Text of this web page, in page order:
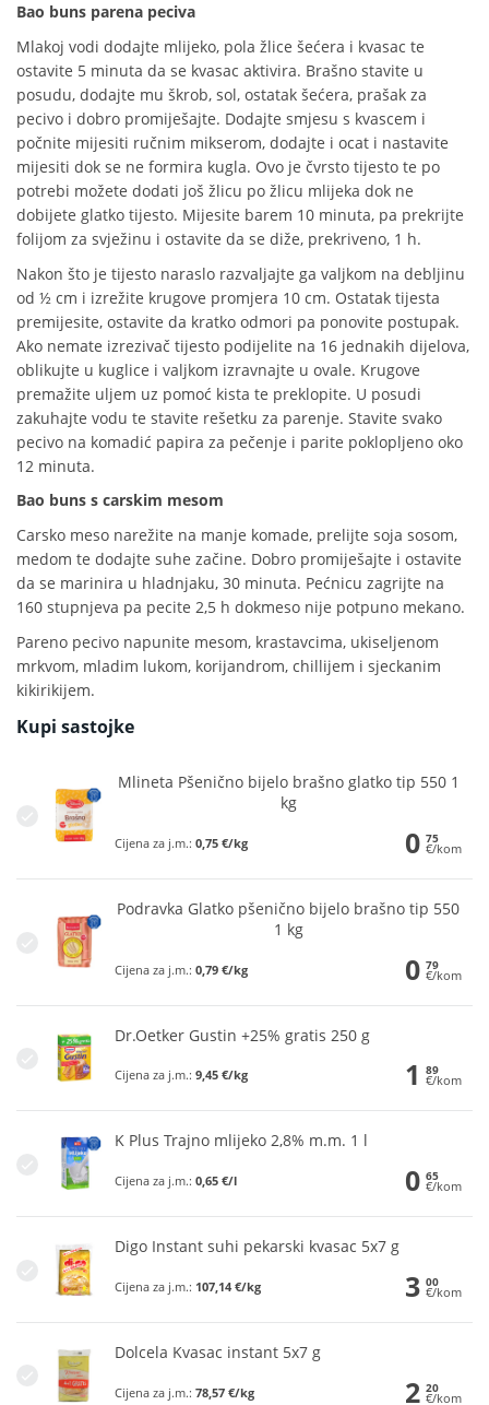
Bao buns parena peciva
Mlakoj vodi dodajte mlijeko, pola žlice šećera i kvasac te
ostavite 5 minuta da se kvasac aktivira. Brašno stavite u
posudu, dodajte mu škrob, sol, ostatak šećera, prašak za
pecivo i dobro promiješajte. Dodajte smjesu s kvascem i
počnite mijesiti ručnim mikserom, dodajte i ocat i nastavite
mijesiti dok se ne formira kugla. Ovo je čvrsto tijesto te po
potrebi možete dodati još žlicu po žlicu mlijeka dok ne
dobijete glatko tijesto. Mijesite barem 10 minuta, pa prekrijte
folijom za svježinu i ostavite da se diže, prekriveno, 1 h.
Nakon što je tijesto naraslo razvaljajte ga valjkom na debljinu
od ½ cm i izrežite krugove promjera 10 cm. Ostatak tijesta
premijesite, ostavite da kratko odmori pa ponovite postupak.
Ako nemate izrezivač tijesto podijelite na 16 jednakih dijelova,
oblikujte u kuglice i valjkom izravnajte u ovale. Krugove
premažite uljem uz pomoć kista te preklopite. U posudi
zakuhajte vodu te stavite rešetku za parenje. Stavite svako
pecivo na komadić papira za pečenje i parite poklopljeno oko
12 minuta.
Bao buns s carskim mesom
Carsko meso narežite na manje komade, prelijte soja sosom,
medom te dodajte suhe začine. Dobro promiješajte i ostavite
da se marinira u hladnjaku, 30 minuta. Pećnicu zagrijte na
160 stupnjeva pa pecite 2,5 h dokmeso nije potpuno mekano.
Pareno pecivo napunite mesom, krastavcima, ukiseljenom
mrkvom, mladim lukom, korijandrom, chillijem i sjeckanim
kikirikijem.
Kupi sastojke
Mlineta Pšenično bijelo brašno glatko tip 550 1
kg
Cijena za j.m.: 0,75 €/kg 0 75
€/kom
Podravka Glatko pšenično bijelo brašno tip 550
1 kg
Cijena za j.m.: 0,79 €/kg 0 79
€/kom
Dr.Oetker Gustin +25% gratis 250 g
Cijena za j.m.: 9,45 €/kg 1 89
€/kom
K Plus Trajno mlijeko 2,8% m.m. 1 l
Cijena za j.m.: 0,65 €/l 0 65
€/kom
Digo Instant suhi pekarski kvasac 5x7 g
Cijena za j.m.: 107,14 €/kg 3 00
€/kom
Dolcela Kvasac instant 5x7 g
Cijena za j.m.: 78,57 €/kg 2 20
€/kom